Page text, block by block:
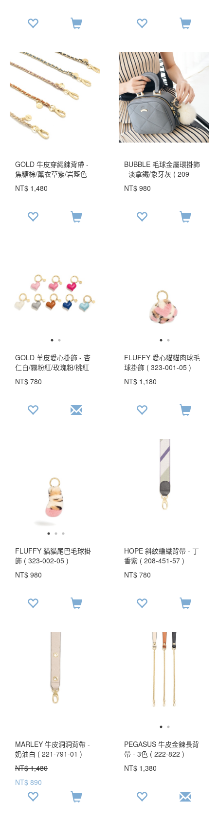
GOLD 牛皮穿繩鍊背帶 -
焦糖棕/薰衣草紫/岩藍色
(323-010)
NT$ 1,480
BUBBLE 毛球金屬環掛飾
- 淡拿鐵/象牙灰 ( 209-
489 )
NT$ 980
GOLD 羊皮愛心掛飾 - 杏
仁白/霧粉紅/玫瑰粉/桃紅
色/焦糖棕/淺粉藍/寶藍色/
淡雅灰 ( 323-003 ) USD$
NT$ 780
FLUFFY 愛心貓貓肉球毛
球掛飾 ( 323-001-05 )
NT$ 1,180
FLUFFY 貓貓尾巴毛球掛
飾 ( 323-002-05 )
NT$ 980
HOPE 斜紋編織背帶 - 丁
香紫 ( 208-451-57 )
USD$26.9
NT$ 780
MARLEY 牛皮洞洞背帶 -
奶油白 ( 221-791-01 )
USD$ 51.0
NT$ 1,480
NT$ 890
PEGASUS 牛皮金鍊長背
帶 - 3色 ( 222-822 )
NT$ 1,380